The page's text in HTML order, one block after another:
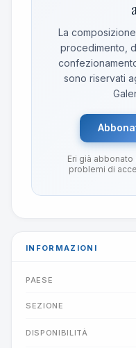
La
procedimento,
sono riservati
Eri già
problemi di
INFORMAZIONI
PAESE
SEZIONE
DISPONIBILITÀ